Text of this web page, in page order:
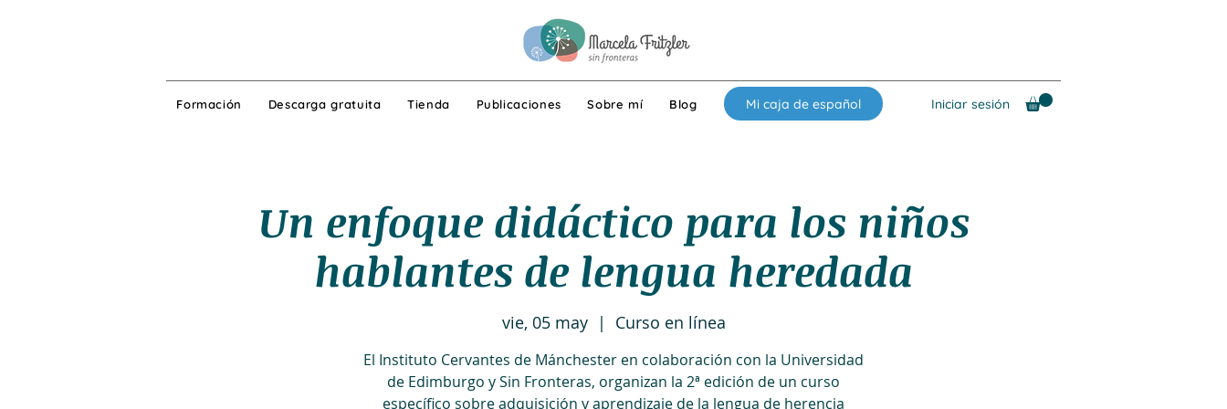
Formación Descarga gratuita Tienda Publicaciones Sobre mí Blog Mi caja de español Iniciar sesión
Un enfoque didáctico para los niños
hablantes de lengua heredada
vie, 05 may
  |
Curso en línea
El Instituto Cervantes de Mánchester en colaboración con la Universidad
de Edimburgo y Sin Fronteras, organizan la 2ª edición de un curso
específico sobre adquisición y aprendizaje de la lengua de herencia